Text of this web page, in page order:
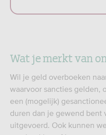
Wat je merkt van
Wil je geld overboeken
waarvoor sancties gelden,
een (mogelijk)
duren dan je gewend bent
uitgevoerd. Ook kunnen